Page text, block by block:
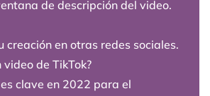
de descripción del video.
creación en otras redes sociales.
video de TikTok?
clave en 2022 para el